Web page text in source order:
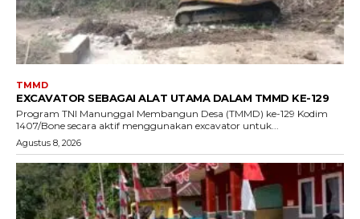
TMMD
EXCAVATOR SEBAGAI ALAT UTAMA DALAM TMMD KE-129
Program TNI Manunggal Membangun Desa (TMMD) ke-129 Kodim
1407/Bone secara aktif menggunakan excavator untuk...
Agustus 8, 2026